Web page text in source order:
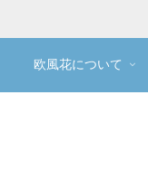
欧風花について